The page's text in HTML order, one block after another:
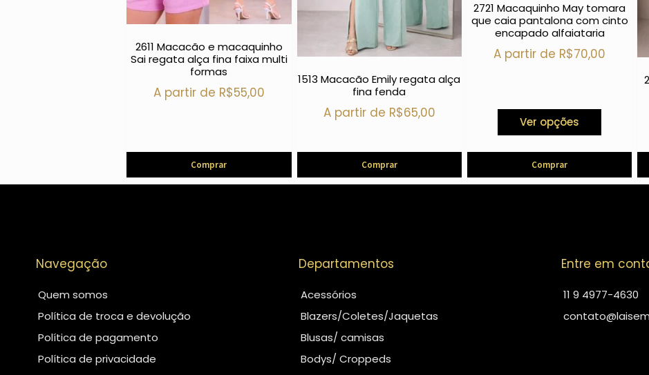
2611 Macacão e macaquinho
Sai regata alça fina faixa multi
formas
A partir de R$55,00
Comprar
1513 Macacão Emily regata alça
fina fenda
A partir de R$65,00
Comprar
2721 Macaquinho May tomara
que caia pantalona com cinto
encapado alfaiataria
A partir de R$70,00
Ver opções
Comprar
Navegação
Quem somos
Política de troca e devolução
Política de pagamento
Política de privacidade
Departamentos
Acessórios
Blazers/Coletes/Jaquetas
Blusas/ camisas
Bodys/ Croppeds
Entre em
11 9 4977-4630